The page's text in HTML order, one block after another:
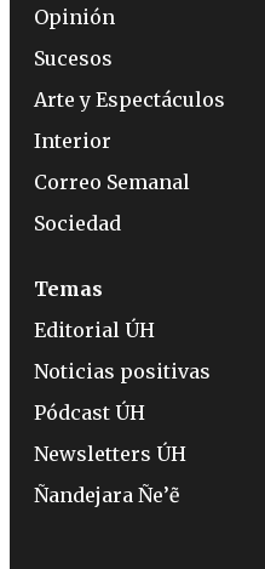
Opinión
Sucesos
Arte y Espectáculos
Interior
Correo Semanal
Sociedad
Temas
Editorial ÚH
Noticias positivas
Pódcast ÚH
Newsletters ÚH
Ñandejara Ñe’ẽ